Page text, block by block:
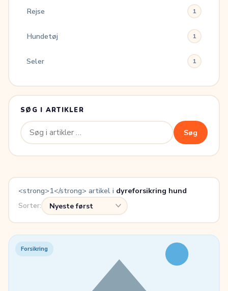
Rejse 1
Hundetøj 1
Seler 1
SØG I ARTIKLER
Søg
efter:
Søg
<strong>1</strong> artikel i dyreforsikring hund
Sorter:
Forsikring